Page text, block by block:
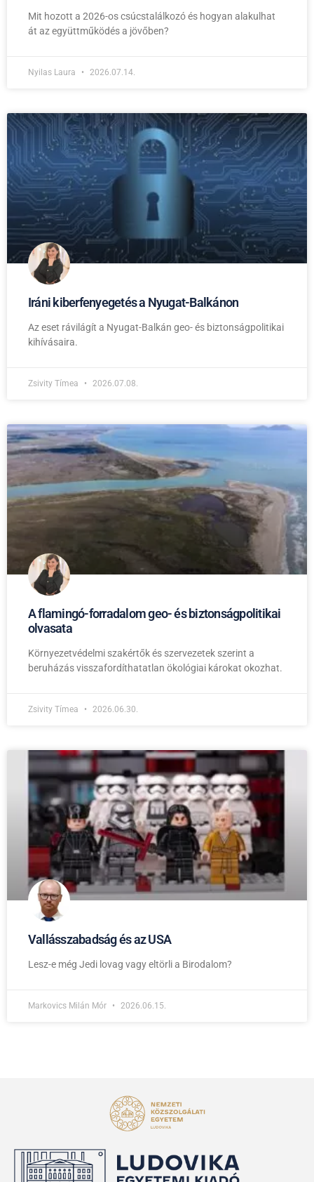
Mit hozott a 2026-os csúcstalálkozó és hogyan alakulhat
át az együttműködés a jövőben?
Nyilas Laura 2026.07.14.
Iráni kiberfenyegetés a Nyugat-Balkánon
Az eset rávilágít a Nyugat-Balkán geo- és biztonságpolitikai
kihívásaira.
Zsivity Tímea 2026.07.08.
A flamingó-forradalom geo- és biztonságpolitikai
olvasata
Környezetvédelmi szakértők és szervezetek szerint a
beruházás visszafordíthatatlan ökológiai károkat okozhat.
Zsivity Tímea 2026.06.30.
Vallásszabadság és az USA
Lesz-e még Jedi lovag vagy eltörli a Birodalom?
Markovics Milán Mór 2026.06.15.